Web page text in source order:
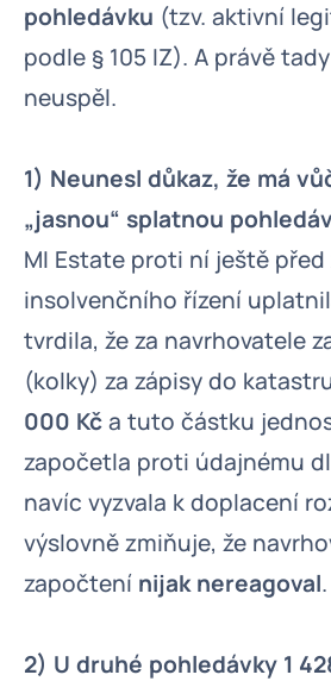
pohledávku (tzv. aktivní
podle § 105 IZ). A právě
neuspěl.
1) Neunesl důkaz, že má
„jasnou“ splatnou
MI Estate proti ní ještě před
insolvenčního řízení
tvrdila, že za navrhovatele
(kolky) za zápisy do
000 Kča tuto částku
započetla proti údajnému
navíc vyzvala k doplacení
výslovně zmiňuje, že
započtení nijak nereagoval.
2) U druhé pohledávky 1